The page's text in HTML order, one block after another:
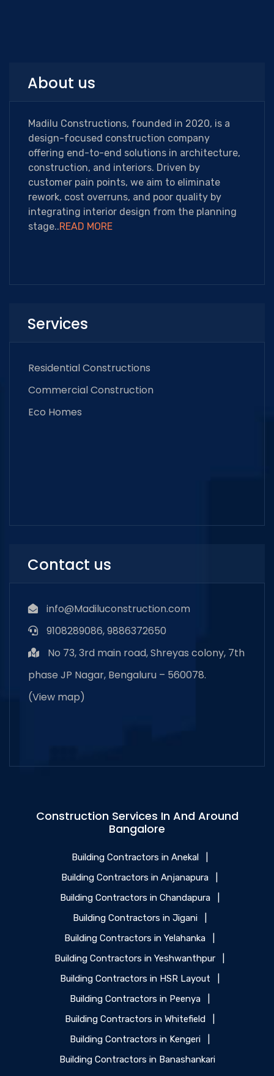
About us
Madilu Constructions, founded in 2020, is a
design-focused construction company
offering end-to-end solutions in architecture,
construction, and interiors. Driven by
customer pain points, we aim to eliminate
rework, cost overruns, and poor quality by
integrating interior design from the planning
stage..READ MORE
Services
Residential Constructions
Commercial Construction
Eco Homes
Contact us
info@Madiluconstruction.com
9108289086, 9886372650
No 73, 3rd main road, Shreyas colony, 7th
phase JP Nagar, Bengaluru – 560078.
(View map)
Construction Services In And Around
Bangalore
Building Contractors in Anekal
Building Contractors in Anjanapura
Building Contractors in Chandapura
Building Contractors in Jigani
Building Contractors in Yelahanka
Building Contractors in Yeshwanthpur
Building Contractors in HSR Layout
Building Contractors in Peenya
Building Contractors in Whitefield
Building Contractors in Kengeri
Building Contractors in Banashankari